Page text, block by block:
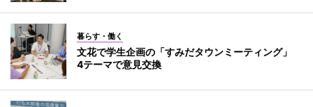
暮らす・働く
文花で学生企画の「すみだタウンミーティング」
4テーマで意見交換